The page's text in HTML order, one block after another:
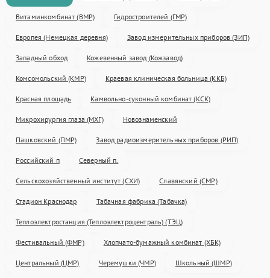
Витаминкомбинат (ВМР) Гидростроителей (ГМР)
Европея (Немецкая деревня) Завод измерительных приборов (ЗИП)
Западный обход Кожевенный завод (Кожзавод)
Комсомольский (КМР) Краевая клиническая больница (ККБ)
Красная площадь Камвольно-суконный комбинат (КСК)
Микрохирургия глаза (МХГ) Новознаменский
Пашковский (ПМР) Завод радиоизмерительных приборов (РИП)
Российский п Северный п.
Сельскохозяйственный институт (СХИ) Славянский (СМР)
Стадион Краснодар Табачная фабрика (Табачка)
Теплоэлектростанция (Теплоэлектроцентраль) (ТЭЦ)
Фестивальный (ФМР) Хлопчато-бумажный комбинат (ХБК)
Центральный (ЦМР) Черемушки (ЧМР) Школьный (ШМР)